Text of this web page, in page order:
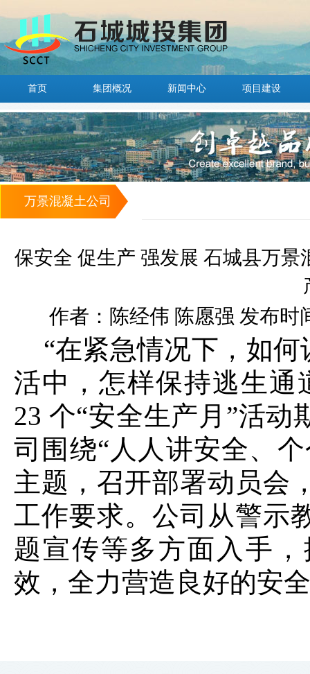
首页 集团概况 新闻中心 项目建设
万景混凝土公司
保安全 促生产 强发展 石城县万景
作者：陈经伟 陈愿强 发布时
“在紧急情况下，如
活中，怎样保持逃生通
23 个“安全生产月”活
司围绕“人人讲安全、
主题，召开部署动员会
工作要求。公司从警示
题宣传等多方面入手
效，全力营造良好的安